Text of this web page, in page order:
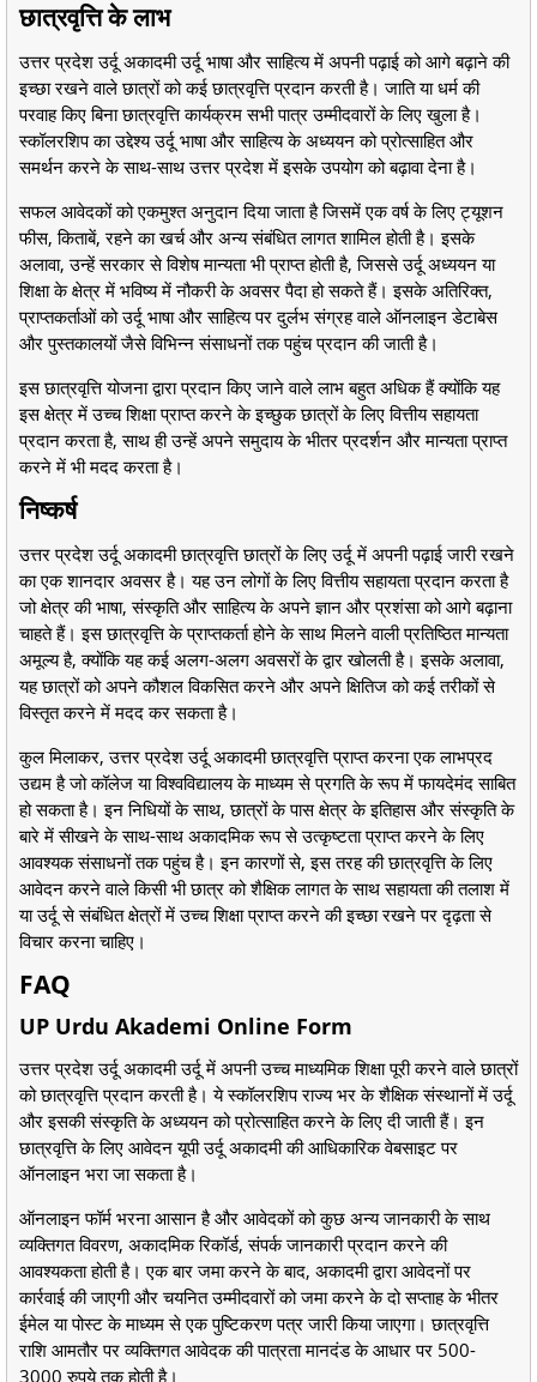
छात्रवृत्ति के लाभ
उत्तर प्रदेश उर्दू अकादमी उर्दू भाषा और साहित्य में अपनी पढ़ाई को आगे बढ़ाने की
इच्छा रखने वाले छात्रों को कई छात्रवृत्ति प्रदान करती है। जाति या धर्म की
परवाह किए बिना छात्रवृत्ति कार्यक्रम सभी पात्र उम्मीदवारों के लिए खुला है।
स्कॉलरशिप का उद्देश्य उर्दू भाषा और साहित्य के अध्ययन को प्रोत्साहित और
समर्थन करने के साथ-साथ उत्तर प्रदेश में इसके उपयोग को बढ़ावा देना है।
सफल आवेदकों को एकमुश्त अनुदान दिया जाता है जिसमें एक वर्ष के लिए ट्यूशन
फीस, किताबें, रहने का खर्च और अन्य संबंधित लागत शामिल होती है। इसके
अलावा, उन्हें सरकार से विशेष मान्यता भी प्राप्त होती है, जिससे उर्दू अध्ययन या
शिक्षा के क्षेत्र में भविष्य में नौकरी के अवसर पैदा हो सकते हैं। इसके अतिरिक्त,
प्राप्तकर्ताओं को उर्दू भाषा और साहित्य पर दुर्लभ संग्रह वाले ऑनलाइन डेटाबेस
और पुस्तकालयों जैसे विभिन्न संसाधनों तक पहुंच प्रदान की जाती है।
इस छात्रवृत्ति योजना द्वारा प्रदान किए जाने वाले लाभ बहुत अधिक हैं क्योंकि यह
इस क्षेत्र में उच्च शिक्षा प्राप्त करने के इच्छुक छात्रों के लिए वित्तीय सहायता
प्रदान करता है, साथ ही उन्हें अपने समुदाय के भीतर प्रदर्शन और मान्यता प्राप्त
करने में भी मदद करता है।
निष्कर्ष
उत्तर प्रदेश उर्दू अकादमी छात्रवृत्ति छात्रों के लिए उर्दू में अपनी पढ़ाई जारी रखने
का एक शानदार अवसर है। यह उन लोगों के लिए वित्तीय सहायता प्रदान करता है
जो क्षेत्र की भाषा, संस्कृति और साहित्य के अपने ज्ञान और प्रशंसा को आगे बढ़ाना
चाहते हैं। इस छात्रवृत्ति के प्राप्तकर्ता होने के साथ मिलने वाली प्रतिष्ठित मान्यता
अमूल्य है, क्योंकि यह कई अलग-अलग अवसरों के द्वार खोलती है। इसके अलावा,
यह छात्रों को अपने कौशल विकसित करने और अपने क्षितिज को कई तरीकों से
विस्तृत करने में मदद कर सकता है।
कुल मिलाकर, उत्तर प्रदेश उर्दू अकादमी छात्रवृत्ति प्राप्त करना एक लाभप्रद
उद्यम है जो कॉलेज या विश्वविद्यालय के माध्यम से प्रगति के रूप में फायदेमंद साबित
हो सकता है। इन निधियों के साथ, छात्रों के पास क्षेत्र के इतिहास और संस्कृति के
बारे में सीखने के साथ-साथ अकादमिक रूप से उत्कृष्टता प्राप्त करने के लिए
आवश्यक संसाधनों तक पहुंच है। इन कारणों से, इस तरह की छात्रवृत्ति के लिए
आवेदन करने वाले किसी भी छात्र को शैक्षिक लागत के साथ सहायता की तलाश में
या उर्दू से संबंधित क्षेत्रों में उच्च शिक्षा प्राप्त करने की इच्छा रखने पर दृढ़ता से
विचार करना चाहिए।
FAQ
UP Urdu Akademi Online Form
उत्तर प्रदेश उर्दू अकादमी उर्दू में अपनी उच्च माध्यमिक शिक्षा पूरी करने वाले छात्रों
को छात्रवृत्ति प्रदान करती है। ये स्कॉलरशिप राज्य भर के शैक्षिक संस्थानों में उर्दू
और इसकी संस्कृति के अध्ययन को प्रोत्साहित करने के लिए दी जाती हैं। इन
छात्रवृत्ति के लिए आवेदन यूपी उर्दू अकादमी की आधिकारिक वेबसाइट पर
ऑनलाइन भरा जा सकता है।
ऑनलाइन फॉर्म भरना आसान है और आवेदकों को कुछ अन्य जानकारी के साथ
व्यक्तिगत विवरण, अकादमिक रिकॉर्ड, संपर्क जानकारी प्रदान करने की
आवश्यकता होती है। एक बार जमा करने के बाद, अकादमी द्वारा आवेदनों पर
कार्रवाई की जाएगी और चयनित उम्मीदवारों को जमा करने के दो सप्ताह के भीतर
ईमेल या पोस्ट के माध्यम से एक पुष्टिकरण पत्र जारी किया जाएगा। छात्रवृत्ति
राशि आमतौर पर व्यक्तिगत आवेदक की पात्रता मानदंड के आधार पर 500-
3000 रुपये तक होती है।